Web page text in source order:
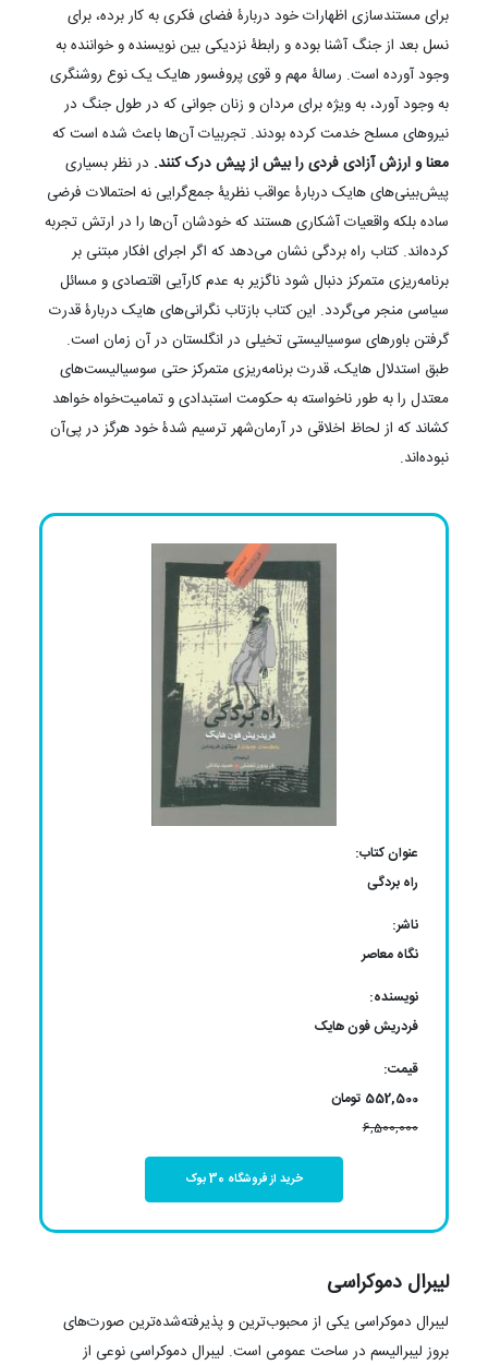
برای مستندسازی اظهارات خود دربارۀ فضای فکری به کار برده، برای
نسل بعد از جنگ آشنا بوده و رابطۀ نزدیکی بین نویسنده و خواننده به
وجود آورده است. رسالۀ مهم و قوی پروفسور هایک یک نوع روشنگری
به وجود آورد، به ویژه برای مردان و زنان جوانی که در طول جنگ در
نیروهای مسلح خدمت کرده‌ بودند. تجربیات آن‌ها باعث شده است که
معنا و ارزش آزادی فردی را بیش از پیش درک کنند. در نظر بسیاری
پیش‌بینی‌های هایک دربارۀ عواقب نظریۀ جمع‌گرایی نه احتمالات فرضی
ساده بلکه واقعیات آشکاری هستند که خودشان آن‌ها را در ارتش تجربه
کرده‌اند. کتاب راه بردگی نشان می‌دهد که اگر اجرای افکار مبتنی بر
برنامه‌ریزی متمرکز دنبال شود ناگزیر به عدم کارآیی اقتصادی و مسائل
سیاسی منجر می‌گردد. این کتاب بازتاب نگرانی‌های هایک دربارۀ قدرت
گرفتن باورهای سوسیالیستی تخیلی در انگلستان در آن زمان است.
طبق استدلال هایک، قدرت برنامه‌ریزی متمرکز حتی سوسیالیست‌های
معتدل را به طور ناخواسته به حکومت استبدادی و تمامیت‌خواه خواهد
کشاند که از لحاظ اخلاقی در آرمان‌شهر ترسیم شدۀ خود هرگز در پی‌آن
نبوده‌اند.
عنوان کتاب:
راه بردگی
ناشر:
نگاه معاصر
نویسنده:
فردریش فون هایک
قیمت:
552,500 تومان
6,500,000
خرید از فروشگاه 30 بوک
لیبرال دموکراسی
لیبرال دموکراسی یکی از محبوب‌ترین و پذیرفته‌شده‌ترین صورت‌های
بروز لیبرالیسم در ساحت عمومی است. لیبرال دموکراسی نوعی از